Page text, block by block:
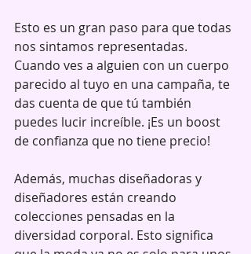
Esto es un gran paso para que todas
nos sintamos representadas.
Cuando ves a alguien con un cuerpo
parecido al tuyo en una campaña, te
das cuenta de que tú también
puedes lucir increíble. ¡Es un boost
de confianza que no tiene precio!
Además, muchas diseñadoras y
diseñadores están creando
colecciones pensadas en la
diversidad corporal. Esto significa